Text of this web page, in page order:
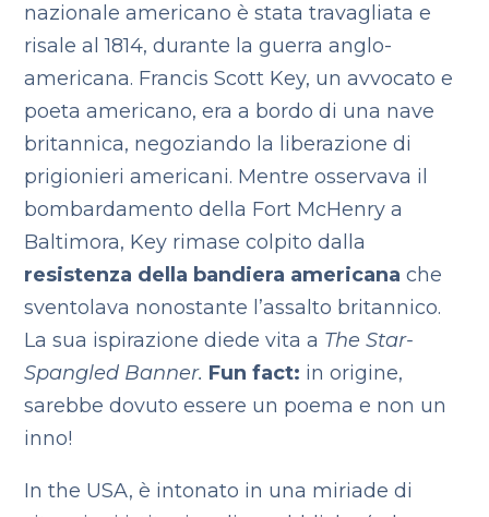
nazionale americano è stata travagliata e
risale al 1814, durante la guerra anglo-
americana. Francis Scott Key, un avvocato e
poeta americano, era a bordo di una nave
britannica, negoziando la liberazione di
prigionieri americani. Mentre osservava il
bombardamento della Fort McHenry a
Baltimora, Key rimase colpito dalla
resistenza della bandiera americana che
sventolava nonostante l’assalto britannico.
La sua ispirazione diede vita a The Star-
Spangled Banner. Fun fact: in origine,
sarebbe dovuto essere un poema e non un
inno!
In the USA, è intonato in una miriade di